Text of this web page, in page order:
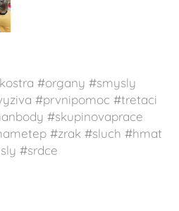
#organy #smysly
#prvnipomoc #tretaci
#skupinovaprace
#zrak #sluch #hmat
#srdce